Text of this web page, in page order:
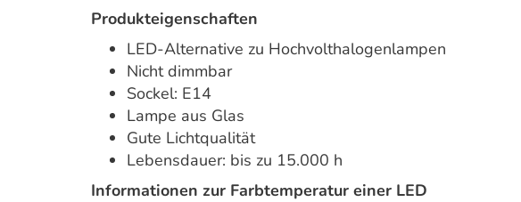
Produkteigenschaften
LED-Alternative zu Hochvolthalogenlampen
Nicht dimmbar
Sockel: E14
Lampe aus Glas
Gute Lichtqualität
Lebensdauer: bis zu 15.000 h
Informationen zur Farbtemperatur einer LED